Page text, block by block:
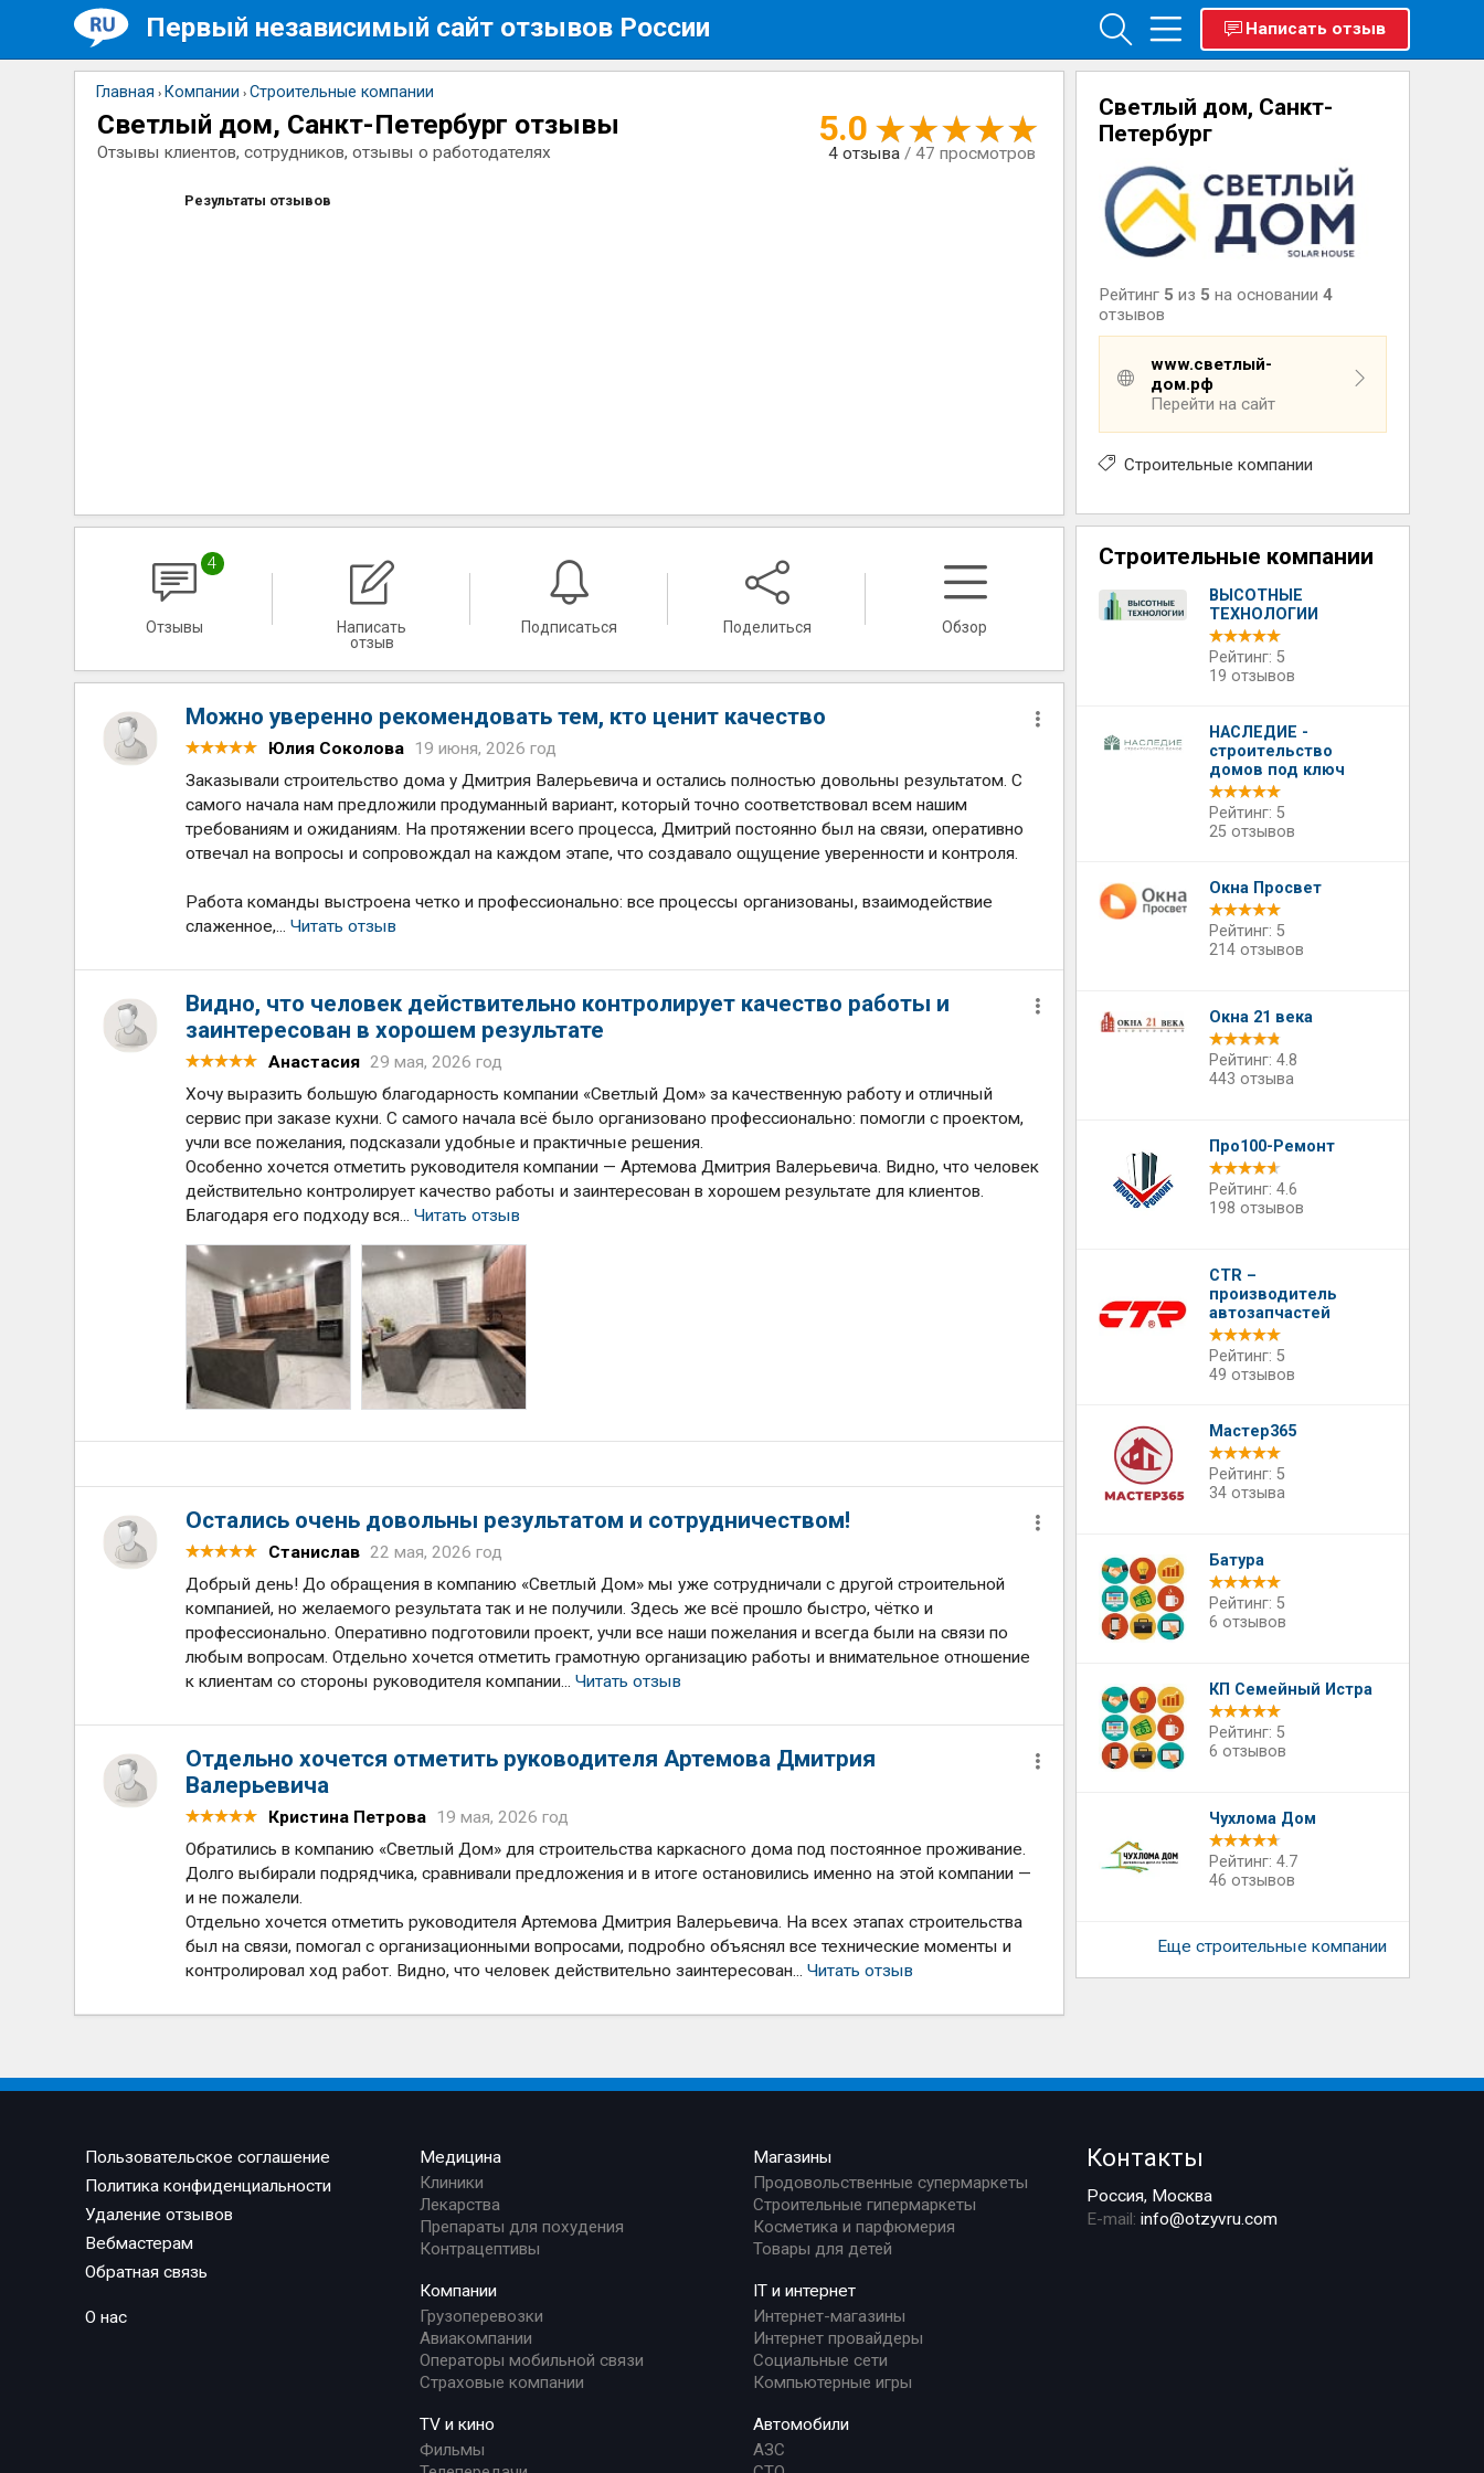
Первый независимый сайт отзывов России Написать отзыв
Главная › Компании ›Строительные компании
Светлый дом, Санкт-Петербург отзывы
Отзывы клиентов, сотрудников, отзывы о работодателях
5.0
4 отзыва/ 47 просмотров
Результаты отзывов
4
Отзывы
Написать
отзыв
Подписаться Поделиться Обзор
Можно уверенно рекомендовать тем, кто ценит качество
Юлия Соколова
19 июня, 2026 год
Заказывали строительство дома у Дмитрия Валерьевича и остались полностью довольны результатом. С
самого начала нам предложили продуманный вариант, который точно соответствовал всем нашим
требованиям и ожиданиям. На протяжении всего процесса, Дмитрий постоянно был на связи, оперативно
отвечал на вопросы и сопровождал на каждом этапе, что создавало ощущение уверенности и контроля.
Работа команды выстроена четко и профессионально: все процессы организованы, взаимодействие
слаженное,...Читать отзыв
Видно, что человек действительно контролирует качество работы и
заинтересован в хорошем результате
Анастасия 29 мая, 2026 год
Хочу выразить большую благодарность компании «Светлый Дом» за качественную работу и отличный
сервис при заказе кухни. С самого начала всё было организовано профессионально: помогли с проектом,
учли все пожелания, подсказали удобные и практичные решения.
Особенно хочется отметить руководителя компании — Артемова Дмитрия Валерьевича. Видно, что человек
действительно контролирует качество работы и заинтересован в хорошем результате для клиентов.
Благодаря его подходу вся...Читать отзыв
Остались очень довольны результатом и сотрудничеством!
Станислав 22 мая, 2026 год
Добрый день! До обращения в компанию «Светлый Дом» мы уже сотрудничали с другой строительной
компанией, но желаемого результата так и не получили. Здесь же всё прошло быстро, чётко и
профессионально. Оперативно подготовили проект, учли все наши пожелания и всегда были на связи по
любым вопросам. Отдельно хочется отметить грамотную организацию работы и внимательное отношение
к клиентам со стороны руководителя компании...Читать отзыв
Отдельно хочется отметить руководителя Артемова Дмитрия
Валерьевича
Кристина Петрова
19 мая, 2026 год
Обратились в компанию «Светлый Дом» для строительства каркасного дома под постоянное проживание.
Долго выбирали подрядчика, сравнивали предложения и в итоге остановились именно на этой компании —
и не пожалели.
Отдельно хочется отметить руководителя Артемова Дмитрия Валерьевича. На всех этапах строительства
был на связи, помогал с организационными вопросами, подробно объяснял все технические моменты и
контролировал ход работ. Видно, что человек действительно заинтересован...Читать отзыв
Светлый дом, Санкт-
Петербург
Рейтинг 5 из 5 на основании4
отзывов
www.светлый-
дом.рф
Перейти на сайт
Строительные компании
Строительные компании
ВЫСОТНЫЕ
ТЕХНОЛОГИИ
Рейтинг: 5
19 отзывов
НАСЛЕДИЕ -
строительство
домов под ключ
Рейтинг: 5
25 отзывов
Окна Просвет
Рейтинг: 5
214 отзывов
Окна 21 века
Рейтинг: 4.8
443 отзыва
Про100-Ремонт
Рейтинг: 4.6
198 отзывов
CTR –
производитель
автозапчастей
Рейтинг: 5
49 отзывов
Мастер365
Рейтинг: 5
34 отзыва
Батура
Рейтинг: 5
6 отзывов
КП Семейный Истра
Рейтинг: 5
6 отзывов
Чухлома Дом
Рейтинг: 4.7
46 отзывов
Еще строительные компании
Пользовательское соглашение
Политика конфиденциальности
Удаление отзывов
Вебмастерам
Обратная связь
О нас
Медицина
Клиники
Лекарства
Препараты для похудения
Контрацептивы
Компании
Грузоперевозки
Авиакомпании
Операторы мобильной связи
Страховые компании
TV и кино
Фильмы
Магазины
Продовольственные супермаркеты
Строительные гипермаркеты
Косметика и парфюмерия
Товары для детей
IT и интернет
Интернет-магазины
Интернет провайдеры
Социальные сети
Компьютерные игры
Автомобили
АЗС
Контакты
Россия, Москва
E-mail:info@otzyvru.com